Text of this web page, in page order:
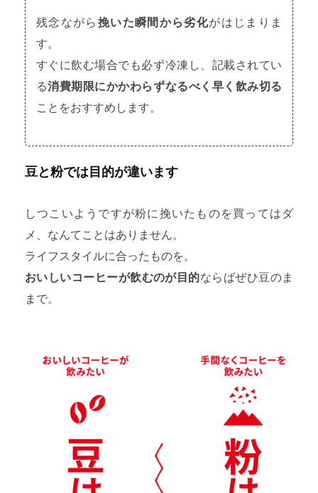
残念ながら 挽いた瞬間から劣化がはじまりま
す。
すぐに飲む場合でも必ず冷凍し、記載されてい
る消費期限にかかわらずなるべく早く飲み切る
ことをおすすめします。
豆と粉では目的が違います
しつこいようですが粉に挽いたものを買ってはダ
メ、なんてことはありません。
ライフスタイルに合ったものを。
おいしいコーヒーが飲むのが目的ならばぜひ豆のま
まで。